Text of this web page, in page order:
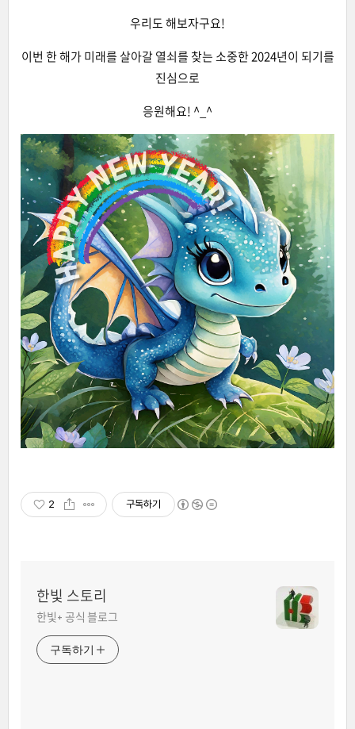
우리도 해보자구요!
이번 한 해가 미래를 살아갈 열쇠를 찾는 소중한 2024년이 되기를
진심으로
응원해요! ^_^
2 구독하기
한빛 스토리
한빛+ 공식 블로그
구독하기